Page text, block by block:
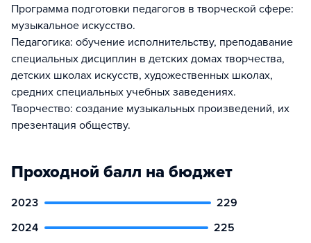
Программа подготовки педагогов в творческой сфере:
музыкальное искусство.
Педагогика: обучение исполнительству, преподавание
специальных дисциплин в детских домах творчества,
детских школах искусств, художественных школах,
средних специальных учебных заведениях.
Творчество: создание музыкальных произведений, их
презентация обществу.
Проходной балл на бюджет
2023
229
2024
225